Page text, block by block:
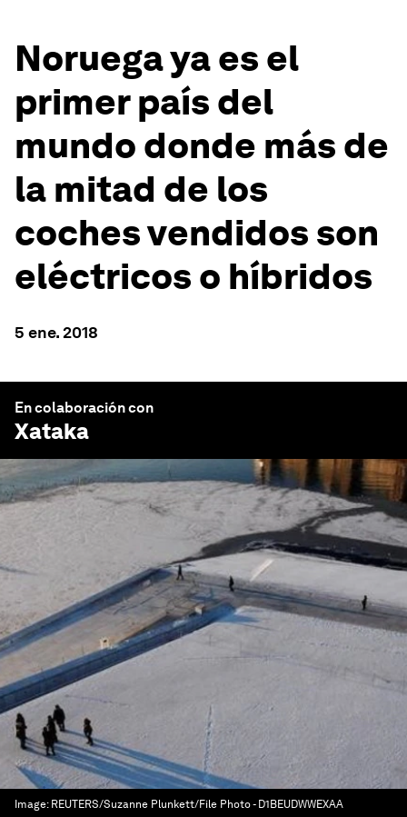
Noruega ya es el
primer país del
mundo donde más de
la mitad de los
coches vendidos son
eléctricos o híbridos
5 ene. 2018
En colaboración con
Xataka
Image: REUTERS/Suzanne Plunkett/File Photo - D1BEUDWWEXAA